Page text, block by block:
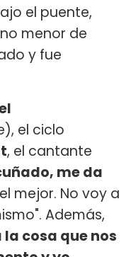
el puente,
menor de
y fue
el ciclo
, el cantante
me da
mejor. No voy a
Además,
la cosa que nos